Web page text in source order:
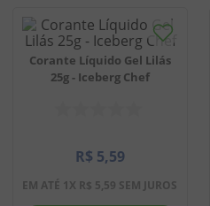
Corante Líquido Gel Lilás
25g - Iceberg Chef
R$ 5,59
EM ATÉ 1X R$ 5,59 SEM JUROS